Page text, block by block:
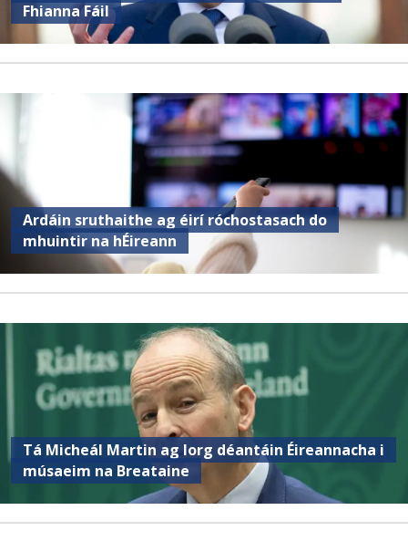
Fhianna Fáil
Ardáin sruthaithe ag éirí róchostasach do
mhuintir na hÉireann
Tá Micheál Martin ag lorg déantáin Éireannacha i
músaeim na Breataine